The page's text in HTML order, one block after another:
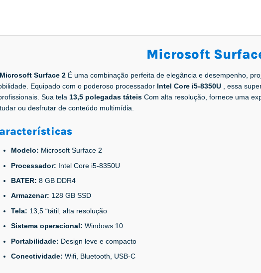
Microsoft
Microsoft Surface 2 É uma combinação perfeita de elegância e desempenho,
Equipado com o poderoso processador Intel Core i5-8350U
, essa
Sua tela 13,5 polegadas táteis Com alta resolução, fornece uma
ou desfrutar de conteúdo multimídia.
Modelo: Microsoft Surface 2
Processador: Intel Core i5-8350U
BATER:8 GB DDR4
Armazenar: 128 GB SSD
Tela: 13,5 “tátil, alta resolução
Sistema operacional:Windows 10
Portabilidade: Design leve e compacto
Conectividade:Wifi, Bluetooth, USB-C